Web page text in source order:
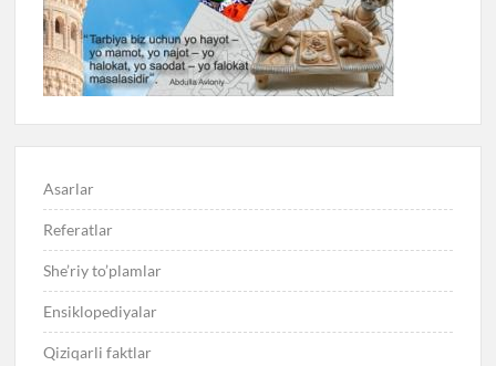
Asarlar
Referatlar
She’riy to’plamlar
Ensiklopediyalar
Qiziqarli faktlar